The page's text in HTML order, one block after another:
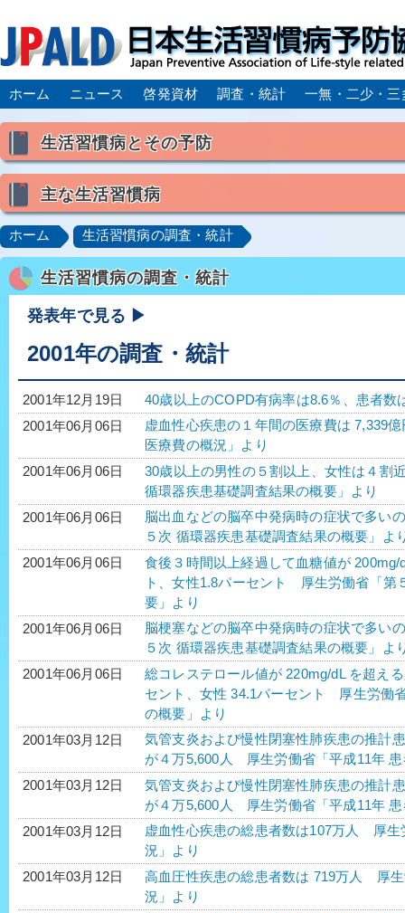
ホーム ニュース 啓発資材 調査・統計 一無・二少・三
生活習慣病とその予防
喫煙
食生活
主な生活習慣病
高血圧 脂質異常症（高脂血症）
肥満症／メタボリックシンドローム
動脈硬化
心
脂肪肝／NAFLD／NASH
アルコール肝疾患
ロコモティブシンドローム／サルコペニア／フレイル
ホーム 生活習慣病の調査・統計
生活習慣病の調査・統計
発表年で見る ▶
2001年の調査・統計
2001年12月19日
40歳以上のCOPD有病率は8.6％、患者数
2001年06月06日
虚血性心疾患の１年間の医療費は 7,339
医療費の概況」より
2001年06月06日
30歳以上の男性の５割以上、女性は４
循環器疾患基礎調査結果の概要」より
2001年06月06日
脳出血などの脳卒中発病時の症状で多
５次 循環器疾患基礎調査結果の概要」よ
2001年06月06日
食後３時間以上経過して血糖値が
ト、女性1.8パーセント 厚生労働省「第
要」より
2001年06月06日
脳梗塞などの脳卒中発病時の症状で多
５次 循環器疾患基礎調査結果の概要」よ
2001年06月06日
総コレステロール値が 220mg/dL を超え
セント、女性 34.1パーセント 厚生労働
の概要」より
2001年03月12日
気管支炎および慢性閉塞性肺疾患の推計
が４万5,600人 厚生労働省「平成11年
2001年03月12日
気管支炎および慢性閉塞性肺疾患の推計
が４万5,600人 厚生労働省「平成11年
2001年03月12日
虚血性心疾患の総患者数は107万人 厚生
況」より
2001年03月12日
高血圧性疾患の総患者数は 719万人 厚
況」より